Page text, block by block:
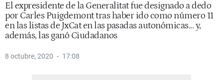
El expresidente de la Generalitat fue designado a dedo
por Carles Puigdemont tras haber ido como número 11
en las listas de JxCat en las pasadas autonómicas... y,
además, las ganó Ciudadanos
8 octubre, 2020 17:08